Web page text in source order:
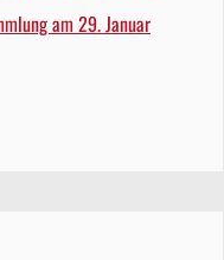
am 29. Januar